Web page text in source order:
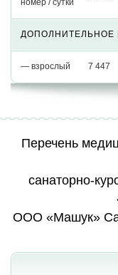
номер / сутки
ДОПОЛНИТЕЛЬНОЕ
— взрослый 7 447
Перечень
санаторно-
ООО «Машук»